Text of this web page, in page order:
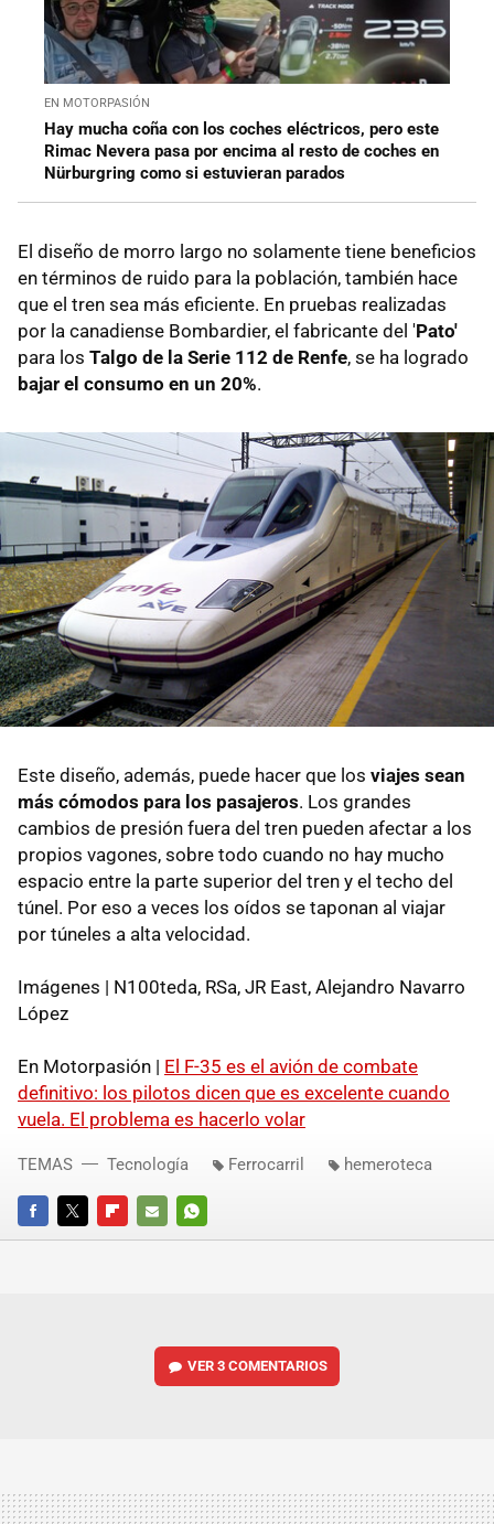
EN MOTORPASIÓN
Hay mucha coña con los coches eléctricos, pero este
Rimac Nevera pasa por encima al resto de coches en
Nürburgring como si estuvieran parados
El diseño de morro largo no solamente tiene beneficios
en términos de ruido para la población, también hace
que el tren sea más eficiente. En pruebas realizadas
por la canadiense Bombardier, el fabricante del 'Pato'
para los Talgo de la Serie 112 de Renfe, se ha logrado
bajar el consumo en un 20%.
Este diseño, además, puede hacer que los viajes sean
más cómodos para los pasajeros. Los grandes
cambios de presión fuera del tren pueden afectar a los
propios vagones, sobre todo cuando no hay mucho
espacio entre la parte superior del tren y el techo del
túnel. Por eso a veces los oídos se taponan al viajar
por túneles a alta velocidad.
Imágenes | N100teda, RSa, JR East, Alejandro Navarro
López
En Motorpasión | El F-35 es el avión de combate
definitivo: los pilotos dicen que es excelente cuando
vuela. El problema es hacerlo volar
FACEBOOKTWITTERFLIPBOARD
E-
WHATSAPP
TEMAS Tecnología Ferrocarril hemeroteca
VER3 COMENTARIOS